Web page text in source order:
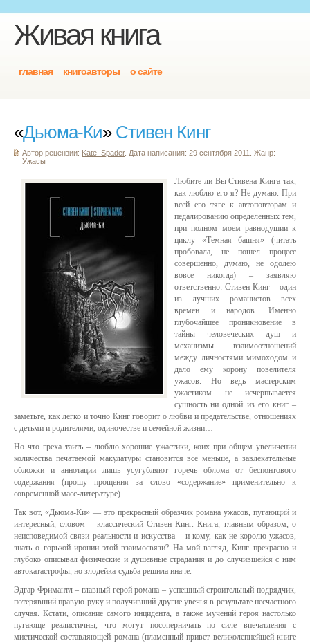
Живая книга
главная книгоавторы о сайте
«Дьюма-Ки» Стивен Кинг
Автор рецензии: Kate_Spader. Дата написания: 29 сентября 2011. Жанр:
Ужасы
Любите ли Вы Стивена Кинга так,
как люблю его я? Не думаю. При
всей его тяге к автоповторам и
педалированию определенных тем,
при полном моем равнодушии к
циклу «Темная башня» (читать
пробовала, не пошел процесс
совершенно, думаю, не одолею
вовсе никогда) – заявляю
ответственно: Стивен Кинг – один
из лучших романистов всех
времен и народов. Именно
глубочайшее проникновение в
тайны человеческих душ и
механизмы взаимоотношений
между личностями мимоходом и
дало ему корону повелителя
ужасов. Но ведь мастерским
ужастиком не исчерпывается
сущность ни одной из его книг –
заметьте, как легко и точно Кинг говорит о любви и предательстве, отношениях
с детьми и родителями, одиночестве и семейной жизни…
Но что греха таить – люблю хорошие ужастики, коих при общем увеличении
количества печатаемой макулатуры становится все меньше, а завлекательные
обложки и аннотации лишь усугубляют горечь облома от беспонтового
содержания (прошу прощения за слово «содержание» применительно к
современной масс-литературе).
Так вот, «Дьюма-Ки» — это прекрасный образчик романа ужасов, пугающий и
интересный, словом – классический Стивен Кинг. Книга, главным образом, о
неисповедимой связи реальности и искусства – и кому, как не королю ужасов,
знать о горькой иронии этой взаимосвязи? На мой взгляд, Кинг прекрасно и
глубоко описывал физические и душевные страдания и до случившейся с ним
автокатастрофы, но злодейка-судьба решила иначе.
Эдгар Фримантл – главный герой романа – успешный строительный подрядчик,
потерявший правую руку и получивший другие увечья в результате несчастного
случая. Кстати, описание самого инцидента, а также мучений героя настолько
пугающе реалистичны, что могут посоперничать по силе впечатления с
мистической составляющей романа (пламенный привет великолепнейшей книге